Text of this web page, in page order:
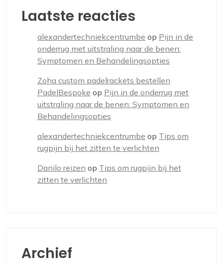
Laatste reacties
alexandertechniekcentrumbe op Pijn in de
onderrug met uitstraling naar de benen:
Symptomen en Behandelingsopties
Zoha custom padelrackets bestellen
PadelBespoke op Pijn in de onderrug met
uitstraling naar de benen: Symptomen en
Behandelingsopties
alexandertechniekcentrumbe op Tips om
rugpijn bij het zitten te verlichten
Danilo reizen op Tips om rugpijn bij het
zitten te verlichten
Archief